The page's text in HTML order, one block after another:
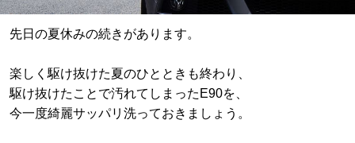
先日の夏休みの続きがあります。
楽しく駆け抜けた夏のひとときも終わり、
駆け抜けたことで汚れてしまったE90を、
今一度綺麗サッパリ洗っておきましょう。